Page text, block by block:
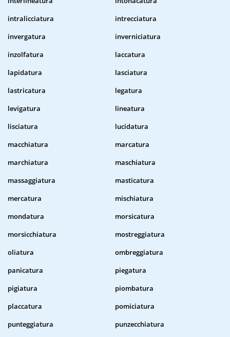
intralicciatura
intrecciatura
invergatura
inverniciatura
inzolfatura
laccatura
lapidatura
lasciatura
lastricatura
legatura
levigatura
lineatura
lisciatura
lucidatura
macchiatura
marcatura
marchiatura
maschiatura
massaggiatura
masticatura
mercatura
mischiatura
mondatura
morsicatura
morsicchiatura
mostreggiatura
oliatura
ombreggiatura
panicatura
piegatura
pigiatura
piombatura
placcatura
pomiciatura
punteggiatura
punzecchiatura